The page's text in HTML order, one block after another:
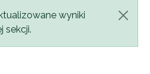
wyniki
sekcji.